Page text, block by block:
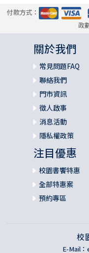
付款方式：
政
關於我們
常見問題FAQ
聯絡我們
門市資訊
徵人啟事
消息活動
隱私權政策
注目優惠
校園書饗特惠
全部特惠案
預約專區
校
E-Mail：